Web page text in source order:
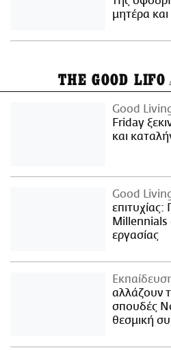
μητέρα και
THE GOOD LIFO
Good
Friday
και
Good
επιτυχίας:
Millennials
εργασίας
αλλάζουν
σπουδές
θεσμική